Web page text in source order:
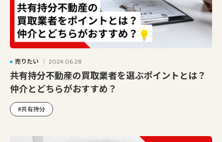
売りたい 2024.06.28
共有持分不動産の買取業者を選ぶポイントとは？
仲介とどちらがおすすめ？
#共有持分